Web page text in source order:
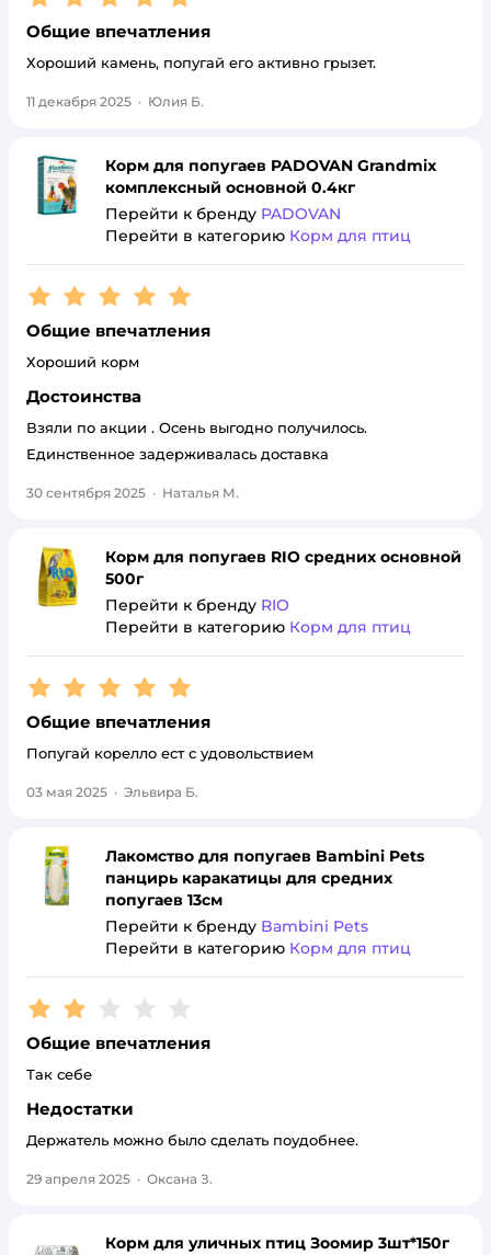
Общие впечатления
Хороший камень, попугай его активно грызет.
11 декабря 2025 · Юлия Б.
Корм для попугаев PADOVAN Grandmix
комплексный основной 0.4кг
Перейти к бренду PADOVAN
Перейти в категорию Корм для птиц
Рейтинг:5
Общие впечатления
Хороший корм
Достоинства
Взяли по акции . Осень выгодно получилось.
Единственное задерживалась доставка
30 сентября 2025 · Наталья М.
Корм для попугаев RIO средних основной
500г
Перейти к бренду RIO
Перейти в категорию Корм для птиц
Рейтинг:5
Общие впечатления
Попугай корелло ест с удовольствием
03 мая 2025 · Эльвира Б.
Лакомство для попугаев Bambini Pets
панцирь каракатицы для средних
попугаев 13см
Перейти к бренду Bambini Pets
Перейти в категорию Корм для птиц
Рейтинг:2
Общие впечатления
Так себе
Недостатки
Держатель можно было сделать поудобнее.
29 апреля 2025 · Оксана З.
Корм для уличных птиц Зоомир 3шт*150г